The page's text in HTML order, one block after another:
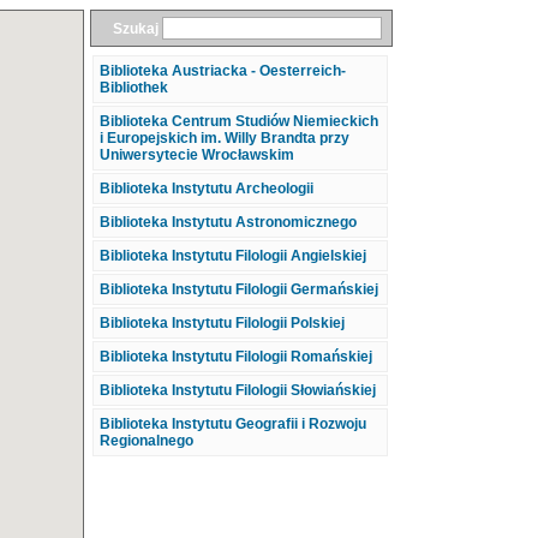
Szukaj
Biblioteka Austriacka - Oesterreich-
Bibliothek
Biblioteka Centrum Studiów Niemieckich
i Europejskich im. Willy Brandta przy
Uniwersytecie Wrocławskim
Biblioteka Instytutu Archeologii
Biblioteka Instytutu Astronomicznego
Biblioteka Instytutu Filologii Angielskiej
Biblioteka Instytutu Filologii Germańskiej
Biblioteka Instytutu Filologii Polskiej
Biblioteka Instytutu Filologii Romańskiej
Biblioteka Instytutu Filologii Słowiańskiej
Biblioteka Instytutu Geografii i Rozwoju
Regionalnego